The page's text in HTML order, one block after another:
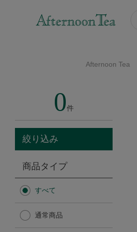
ソーシャルギフト
カタログギフト
Afternoon Tea TEAROOM
Afternoon Tea
0件
絞り込み
商品タイプ
すべて
通常商品